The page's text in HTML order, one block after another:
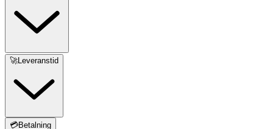
🚀Leveranstid
💳Betalning